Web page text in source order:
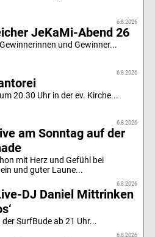
6.8.2026
JeKaMi-Abend 26
und Gewinner...
6.8.2026
20.30 Uhr in der ev. Kirche...
6.8.2026
am Sonntag auf der
mit Herz und Gefühl bei
und guter Laune...
6.8.2026
DJ Daniel Mittrinken
der SurfBude ab 21 Uhr...
6.8.2026